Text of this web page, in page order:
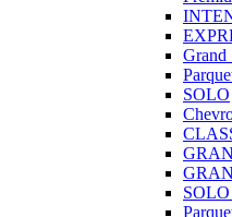
Grand
SOLO